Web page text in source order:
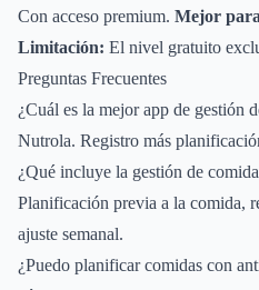
Con acceso premium. Mejor
Limitación: El nivel gratuito
Preguntas Frecuentes
¿Cuál es la mejor app de gestión
Nutrola. Registro más
¿Qué incluye la gestión de
Planificación previa a la comida,
ajuste semanal.
¿Puedo planificar comidas con